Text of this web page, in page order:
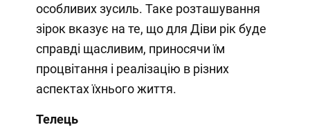
особливих зусиль. Таке розташування
зірок вказує на те, що для Діви рік буде
справді щасливим, приносячи їм
процвітання і реалізацію в різних
аспектах їхнього життя.
Телець